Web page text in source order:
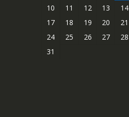
10
11 12 13 14
17
18 19 20 21
24
25 26 27 28
31